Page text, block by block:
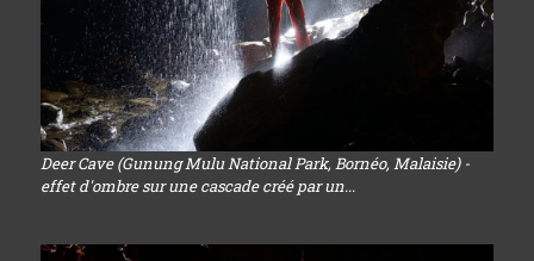
Deer Cave (Gunung Mulu National Park, Bornéo, Malaisie) -
effet d'ombre sur une cascade créé par un...